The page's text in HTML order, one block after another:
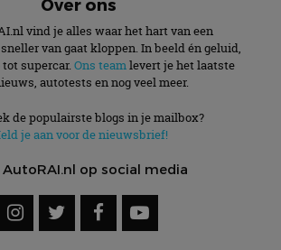
AutoRAI.nl is powered by
© AutoRAI.nl 2026